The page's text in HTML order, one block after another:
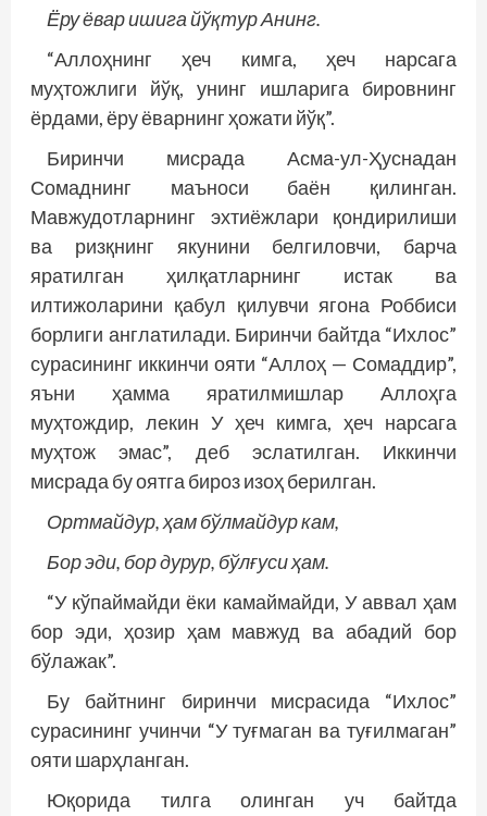
Ёру ёвар ишига йўқтур Анинг.
“Аллоҳнинг ҳеч кимга, ҳеч нарсага
муҳтожлиги йўқ, унинг ишларига бировнинг
ёрдами, ёру ёварнинг ҳожати йўқ”.
Биринчи мисрада Асма-ул-Ҳуснадан
Сомаднинг маъноси баён қилинган.
Мавжудотларнинг эхтиёжлари қондирилиши
ва ризқнинг якунини белгиловчи, барча
яратилган ҳилқатларнинг истак ва
илтижоларини қабул қилувчи ягона Роббиси
борлиги англатилади. Биринчи байтда “Ихлос”
сурасининг иккинчи ояти “Аллоҳ — Сомаддир”,
яъни ҳамма яратилмишлар Аллоҳга
муҳтождир, лекин У ҳеч кимга, ҳеч нарсага
муҳтож эмас”, деб эслатилган. Иккинчи
мисрада бу оятга бироз изоҳ берилган.
Ортмайдур, ҳам бўлмайдур кам,
Бор эди, бор дурур, бўлғуси ҳам.
“У кўпаймайди ёки камаймайди, У аввал ҳам
бор эди, ҳозир ҳам мавжуд ва абадий бор
бўлажак”.
Бу байтнинг биринчи мисрасида “Ихлос”
сурасининг учинчи “У туғмаган ва туғилмаган”
ояти шарҳланган.
Юқорида тилга олинган уч байтда